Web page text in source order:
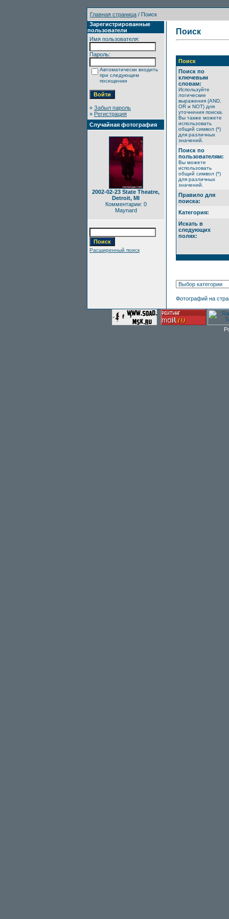
Главная страница / Поиск
Зарегистрированные
пользователи
Имя пользователя:
Пароль:
Автоматически входить
при следующем
посещении
» Забыл пароль
» Регистрация
Случайная фотография
2002-02-23 State Theatre,
Detroit, MI
Комментарии: 0
Maynard
Расширенный поиск
Поиск
Поиск
Поиск по
ключевым
словам:
Используйте
логические
выражения (AND,
OR и NOT) для
уточнения поиска.
Вы также можете
использовать
общий символ (*)
для различных
значений.
Поиск по
пользователям:
Вы можете
использовать
общий символ (*)
для различных
значений.
Правило для
поиска:
Категория:
Искать в
следующих
полях:
Фотографий на